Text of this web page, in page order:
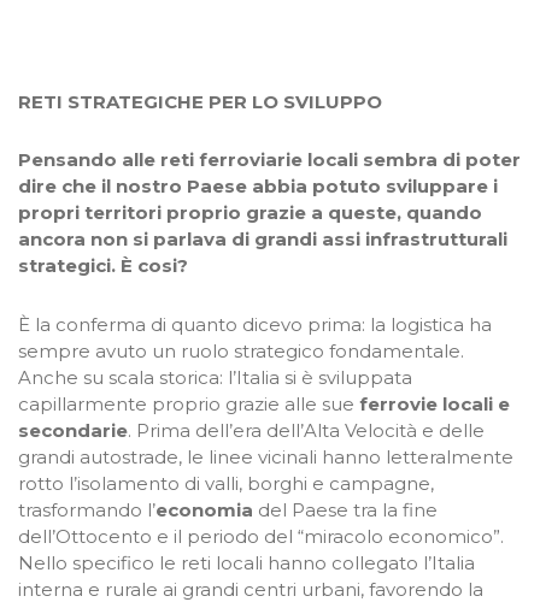
RETI STRATEGICHE PER LO SVILUPPO
Pensando alle reti ferroviarie locali sembra di poter
dire che il nostro Paese abbia potuto sviluppare i
propri territori proprio grazie a queste, quando
ancora non si parlava di grandi assi infrastrutturali
strategici. È cosi?
È la conferma di quanto dicevo prima: la logistica ha
sempre avuto un ruolo strategico fondamentale.
Anche su scala storica: l’Italia si è sviluppata
capillarmente proprio grazie alle sue ferrovie locali e
secondarie. Prima dell’era dell’Alta Velocità e delle
grandi autostrade, le linee vicinali hanno letteralmente
rotto l’isolamento di valli, borghi e campagne,
trasformando l’economia del Paese tra la fine
dell’Ottocento e il periodo del “miracolo economico”.
Nello specifico le reti locali hanno collegato l’Italia
interna e rurale ai grandi centri urbani, favorendo la